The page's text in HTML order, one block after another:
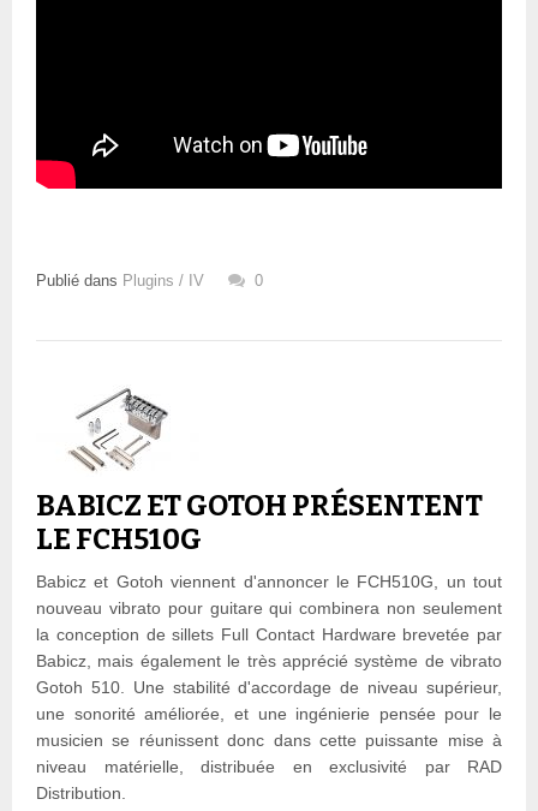
Publié dans Plugins / IV 0
BABICZ ET GOTOH PRÉSENTENT
LE FCH510G
Babicz et Gotoh viennent d'annoncer le FCH510G, un tout
nouveau vibrato pour guitare qui combinera non seulement
la conception de sillets Full Contact Hardware brevetée par
Babicz, mais également le très apprécié système de vibrato
Gotoh 510. Une stabilité d'accordage de niveau supérieur,
une sonorité améliorée, et une ingénierie pensée pour le
musicien se réunissent donc dans cette puissante mise à
niveau matérielle, distribuée en exclusivité par RAD
Distribution.